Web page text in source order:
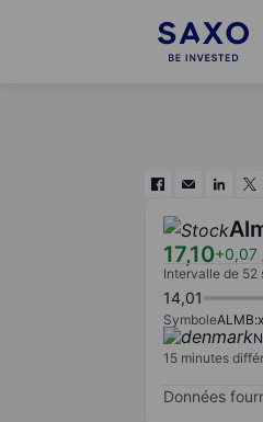
17,10+0,07
Intervalle de 52
14,01
Symbole
15 minutes
Données